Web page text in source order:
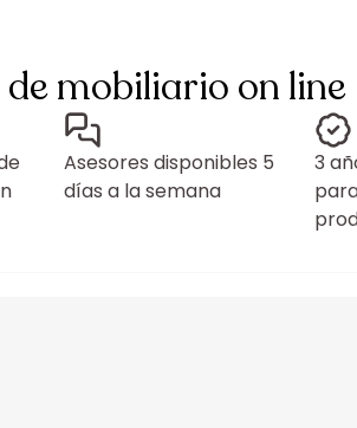
de mobiliario on line
Asesores disponibles 5
días a la semana
3